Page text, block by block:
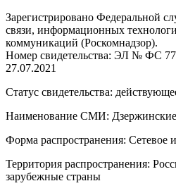
Зарегистрировано Федеральной
связи, информационных
коммуникаций (Роскомнадзор).
Номер свидетельства: ЭЛ № ФС 77
27.07.2021
Статус свидетельства:
Наименование СМИ: Дзержинские
Форма распространения: Сетевое
Территория распространения:
зарубежные страны